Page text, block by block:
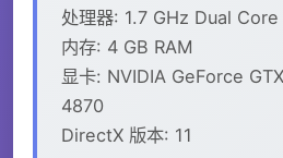
处理器: 1.7 GHz Dual Core
内存: 4 GB RAM
显卡: NVIDIA GeForce
4870
DirectX 版本: 11